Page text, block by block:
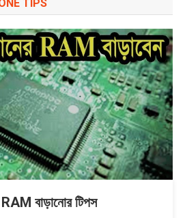
TIPS
বাড়ানোর টিপস